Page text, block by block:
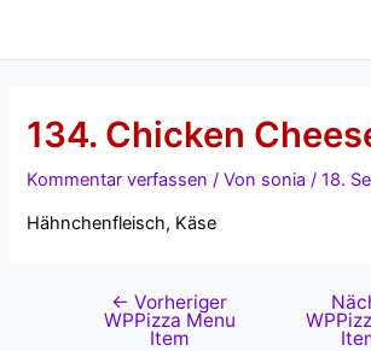
134. Chicken
Kommentar verfassen / Von sonia/18.
Hähnchenfleisch, Käse
← Vorheriger
WPPizza Menu
Item